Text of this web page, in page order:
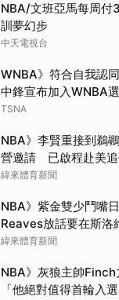
NBA/文班亞馬每周付
訓夢幻步
中天電視台
WNBA》符合自我認
中鋒宣布加入WNBA
TSNA
NBA》李賢重接到鵜
營邀請 已啟程赴美
緯來體育新聞
NBA》紫金雙少鬥嘴
Reaves放話要在斯洛
Doncic
緯來體育新聞
NBA》灰狼主帥
「他絕對值得首輪入選